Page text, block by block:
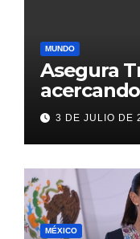
MUNDO
Asegura
3 DE JULIO DE
MÉXICO